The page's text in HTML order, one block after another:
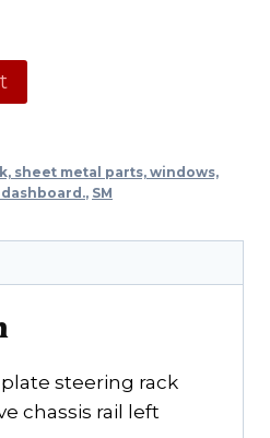
sheet metal parts, windows,
, SM
steering rack
chassis rail left